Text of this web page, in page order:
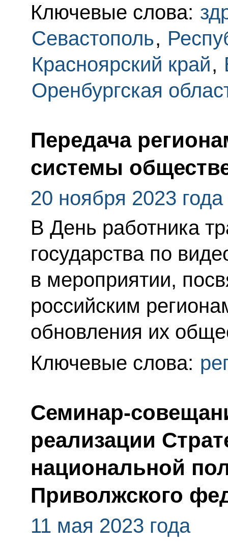
Ключевые слова:
Севастополь,
Красноярский край,
Оренбургская
Передача
системы
20 ноября 2023 года
В День работника
государства по
в мероприятии,
российским
обновления их
Ключевые слова:
Семинар-
реализации
национальной
Приволжского
11 мая 2023 года